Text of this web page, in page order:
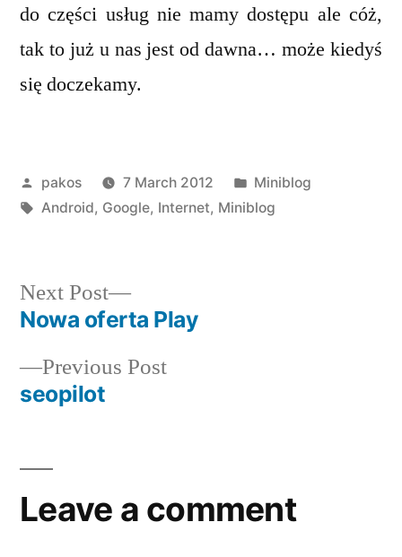
do części usług nie mamy dostępu ale cóż,
tak to już u nas jest od dawna… może kiedyś
się doczekamy.
Posted
by
pakos 7 March 2012
Posted
in
Miniblog
Tags:
Android, Google, Internet, Miniblog
Post
navigation
Previous PostPrevious
seopilot
Next Post
Next
post:
Nowa oferta Play
Leave a comment